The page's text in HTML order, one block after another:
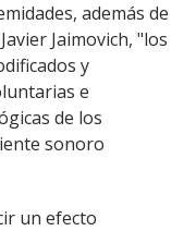
además de
Jaimovich, "los
y
e
de los
sonoro
un efecto